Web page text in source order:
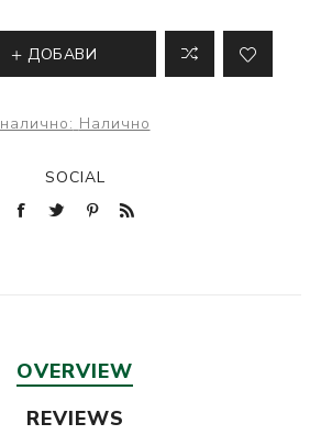
ДОБАВИ
налично: Налично
SOCIAL
OVERVIEW
REVIEWS